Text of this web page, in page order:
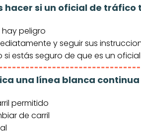
hacer si un oficial de
peligro
y seguir sus
si estás seguro de que es un
una línea blanca
permitido
de carril